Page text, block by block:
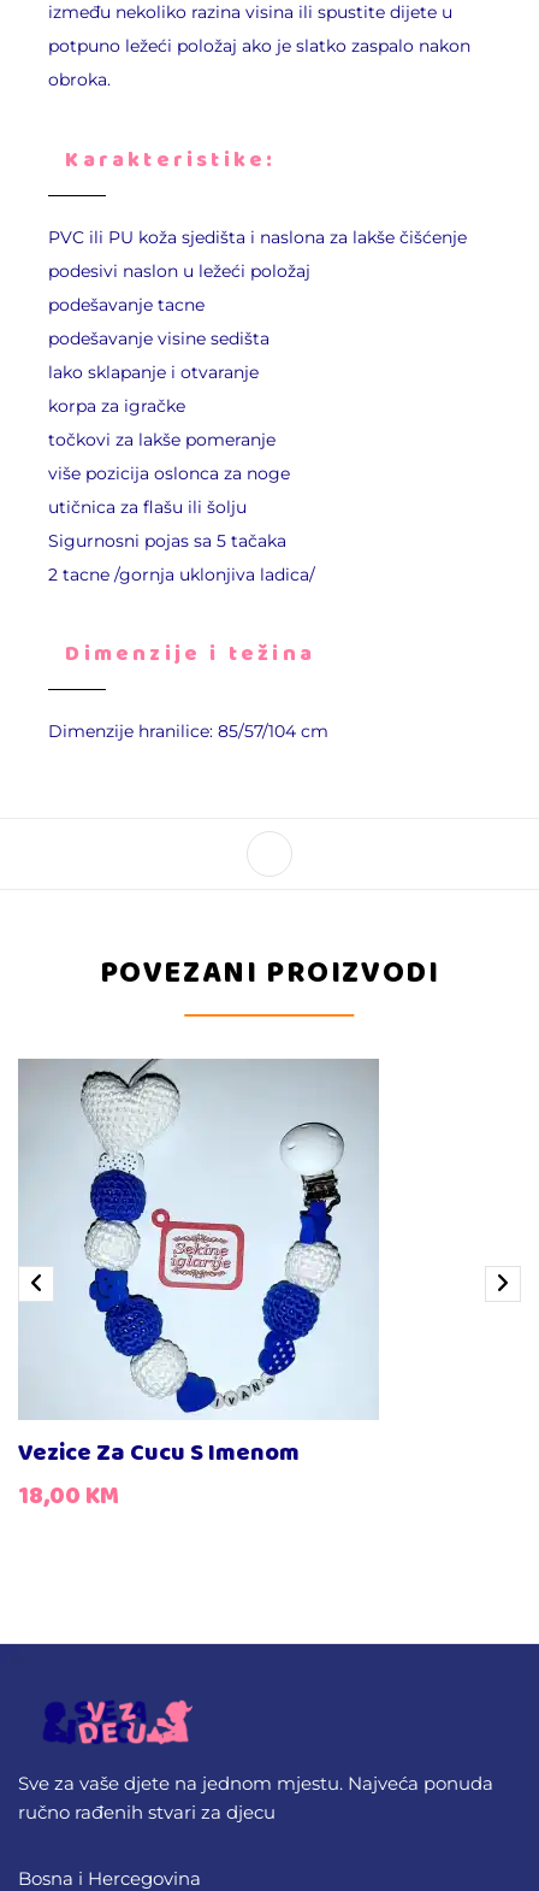
između nekoliko razina visina ili spustite dijete u
potpuno ležeći položaj ako je slatko zaspalo nakon
obroka.
Karakteristike:
PVC ili PU koža sjedišta i naslona za lakše čišćenje
podesivi naslon u ležeći položaj
podešavanje tacne
podešavanje visine sedišta
lako sklapanje i otvaranje
korpa za igračke
točkovi za lakše pomeranje
više pozicija oslonca za noge
utičnica za flašu ili šolju
Sigurnosni pojas sa 5 tačaka
2 tacne /gornja uklonjiva ladica/
Dimenzije i težina
Dimenzije hranilice: 85/57/104 cm
POVEZANI PROIZVODI
Vezice Za Cucu S Imenom
18,00KM
Sve za vaše djete na jednom mjestu. Najveća ponuda
ručno rađenih stvari za djecu
Bosna i Hercegovina